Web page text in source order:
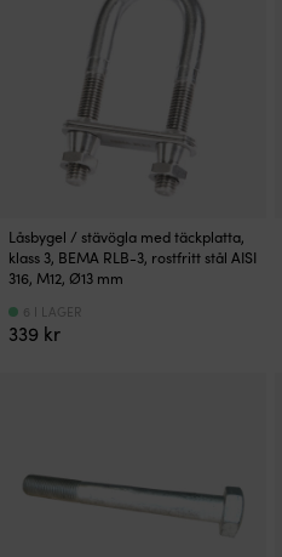
Låsbygel / stävögla med täckplatta,
klass 3, BEMA RLB-3, rostfritt stål AISI
316, M12, Ø13 mm
339 kr
6 I LAGER